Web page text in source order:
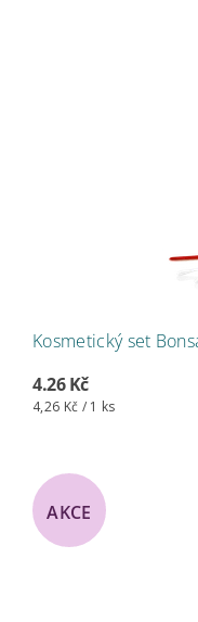
Kosmetický set
4.26 Kč
4,26 Kč / 1 ks
AKCE